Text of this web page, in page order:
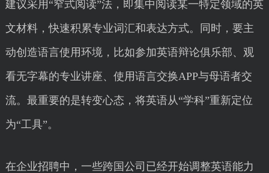
建议采用“窄式阅读”法，即集中阅读某一特定领域的英
文材料，快速积累专业词汇和表达方式。同时，要主
动创造语言使用环境，比如参加英语辩论俱乐部、观
看无字幕的专业讲座、使用语言交换APP与母语者交
流。最重要的是转变心态，将英语从“学科”重新定位
为“工具”。
在企业招聘中，一些跨国公司已经开始调整英语能力